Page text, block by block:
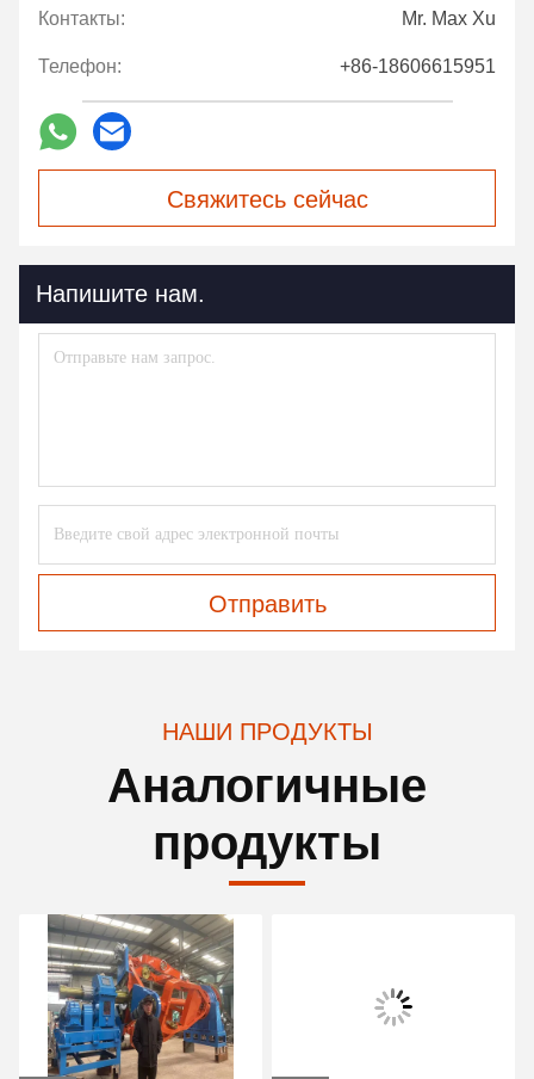
Контакты: Mr. Max Xu
Телефон: +86-18606615951
Свяжитесь сейчас
Напишите нам.
Отправить
НАШИ ПРОДУКТЫ
Аналогичные
продукты